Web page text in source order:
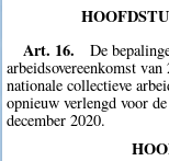
Art. 16.
De
arbeidsovereenkomst
nationale collectieve
opnieuw verlengd voor
december 2020.